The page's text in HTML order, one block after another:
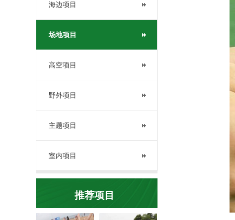
海边项目
场地项目
高空项目
野外项目
主题项目
室内项目
推荐项目